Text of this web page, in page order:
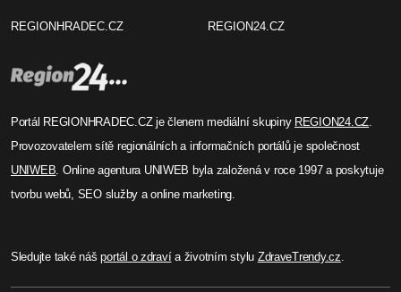
REGIONHRADEC.CZ REGION24.CZ
Portál REGIONHRADEC.CZ je členem mediální skupiny REGION24.CZ.
Provozovatelem sítě regionálních a informačních portálů je společnost
UNIWEB. Online agentura UNIWEB byla založená v roce 1997 a poskytuje
tvorbu webů, SEO služby a online marketing.
Sledujte také nášportál o zdravía životním stylu ZdraveTrendy.cz.